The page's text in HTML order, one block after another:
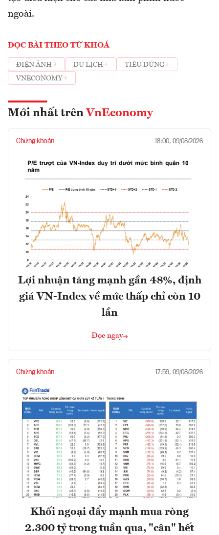
ngoài.
ĐỌC BÀI THEO TỪ KHOÁ
ĐIỆN ẢNH DU LỊCH
TIÊU DÙNG
VNECONOMY
Mới nhất trên VnEconomy
Chứng khoán 18:00, 09/08/2026
Lợi nhuận tăng mạnh gần 48%, định
giá VN-Index về mức thấp chỉ còn 10
lần
Đọc ngay
Chứng khoán 17:59, 09/08/2026
Khối ngoại đẩy mạnh mua ròng
2.300 tỷ trong tuần qua, "cân" hết